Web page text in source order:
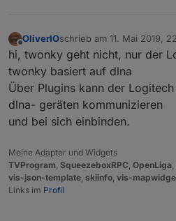
Offline
OliverIOschrieb am 11. Mai 2019,
zuletzt editiert von
hi, twonky geht nicht, nur der
twonky basiert auf dlna
Über Plugins kann der
dlna- geräten kommunizieren
und bei sich einbinden.
Meine Adapter und Widgets
TVProgram, SqueezeboxRPC, OpenLiga,
vis-json-template, skiinfo, vis-
Links im Profil